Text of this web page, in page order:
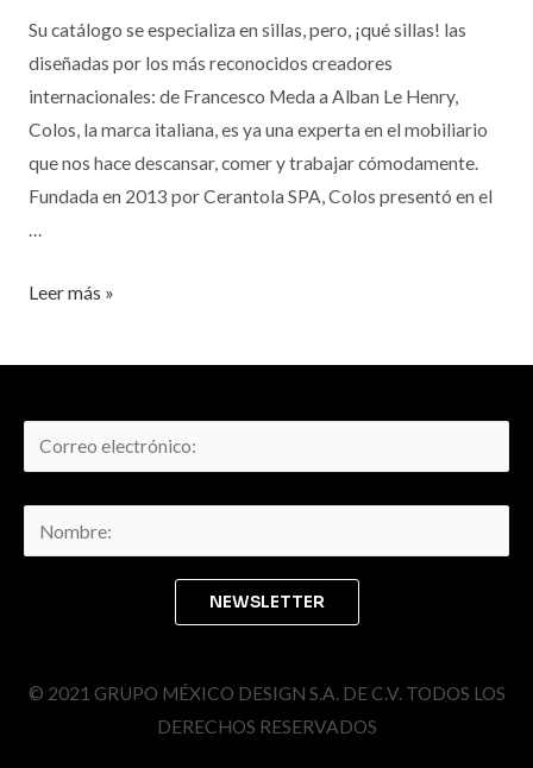
Su catálogo se especializa en sillas, pero, ¡qué sillas! las
diseñadas por los más reconocidos creadores
internacionales: de Francesco Meda a Alban Le Henry,
Colos, la marca italiana, es ya una experta en el mobiliario
que nos hace descansar, comer y trabajar cómodamente.
Fundada en 2013 por Cerantola SPA, Colos presentó en el
…
Leer más »
© 2021 GRUPO MÉXICO DESIGN S.A. DE C.V. TODOS LOS
DERECHOS RESERVADOS